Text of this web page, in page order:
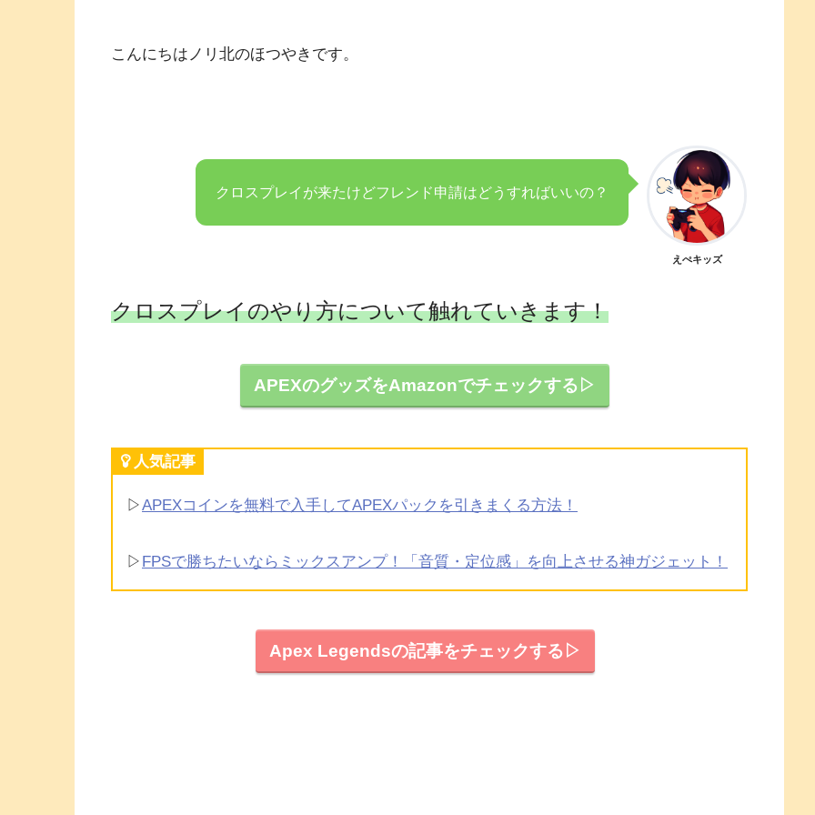
こんにちはノリ北のほつやきです。
クロスプレイが来たけどフレンド申請はどうすればいいの？
えぺキッズ
クロスプレイのやり方について触れていきます！
APEXのグッズをAmazonでチェックする▷
人気記事
▷APEXコインを無料で入手してAPEXパックを引きまくる方法！
▷ FPSで勝ちたいならミックスアンプ！「音質・定位感」を向上させる神ガジェット！
Apex Legendsの記事をチェックする▷